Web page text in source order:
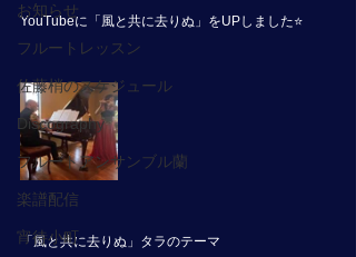
お知らせ
フルートレッスン
佐藤梢のスケジュール
Discography
フルートアンサンブル蘭
楽譜配信
宵待小町
YouTubeに「風と共に去りぬ」をUPしました⭐️
「風と共に去りぬ」タラのテーマ